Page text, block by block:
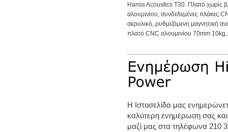
Hanss Acoustics T30. Πλατό χωρίς
αλουμινίου, συνδεδεμένες πλάκες
ακρυλικό, ρυθμιζόμενη μαγνητική
πλατό CNC αλουμινίου 70mm
Η Ιστοσελίδα μας
καλύτερη ενημέρωση σας
μαζί μας στα τηλέφωνα 210